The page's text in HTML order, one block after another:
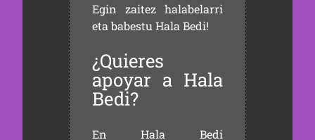
Egin zaitez halabelarri
eta babestu Hala Bedi!
¿Quieres
apoyar a Hala
Bedi?
En Hala Bedi